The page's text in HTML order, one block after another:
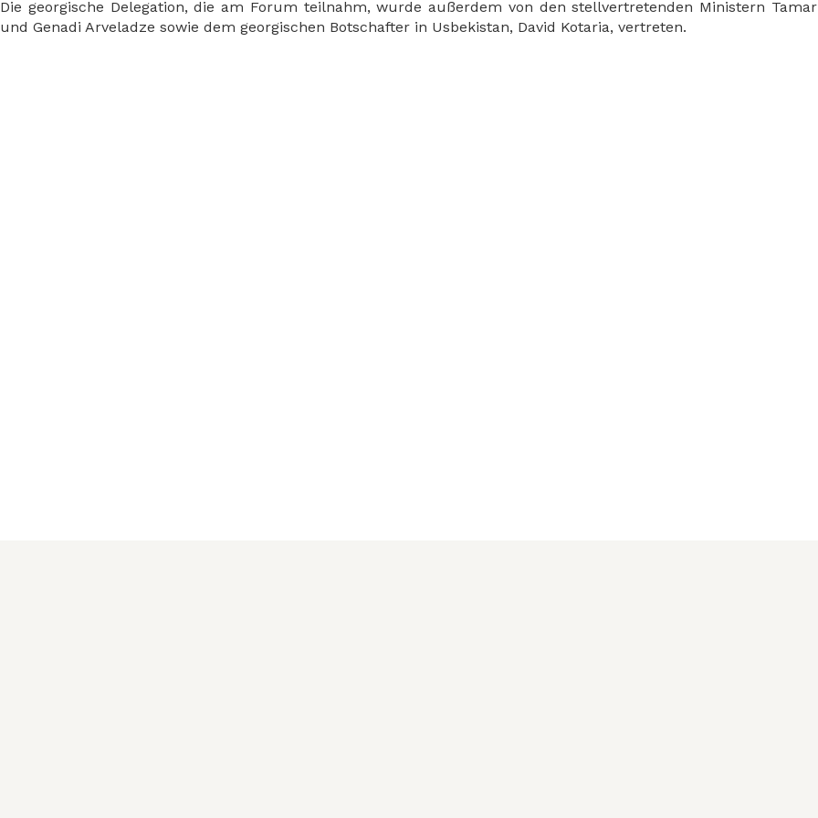
Die georgische Delegation, die am Forum teilnahm, wurde außerdem von den stellvertretenden Ministern
und Genadi Arveladze sowie dem georgischen Botschafter in Usbekistan, David Kotaria, vertreten.